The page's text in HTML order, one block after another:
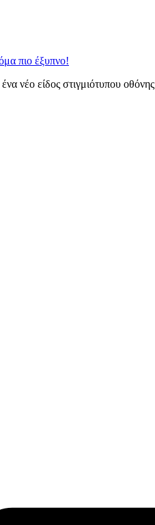
πιο έξυπνο!
νέο είδος στιγμιότυπου οθόνης